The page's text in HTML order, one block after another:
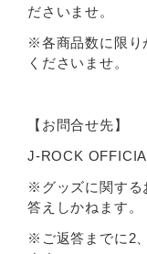
ださいませ。
※各商品数に限り
くださいませ。
【お問合せ先】
J-ROCK
※グッズに関する
答えしかねます。
※ご返答までに2